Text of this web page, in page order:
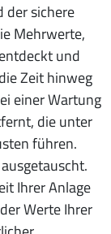
der sichere
Mehrwerte,
und
Zeit hinweg
einer Wartung
die unter
führen.
Ihrer Anlage
Werte Ihrer